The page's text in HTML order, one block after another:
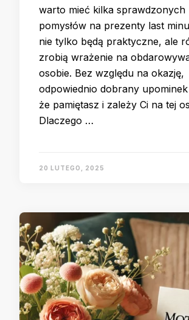
warto mieć kilka sprawdzonych
pomysłów na prezenty last
nie tylko będą praktyczne, ale
zrobią wrażenie na
osobie. Bez względu na okazję,
odpowiednio dobrany
że pamiętasz i zależy Ci na tej
Dlaczego …
20 LUTEGO, 2025